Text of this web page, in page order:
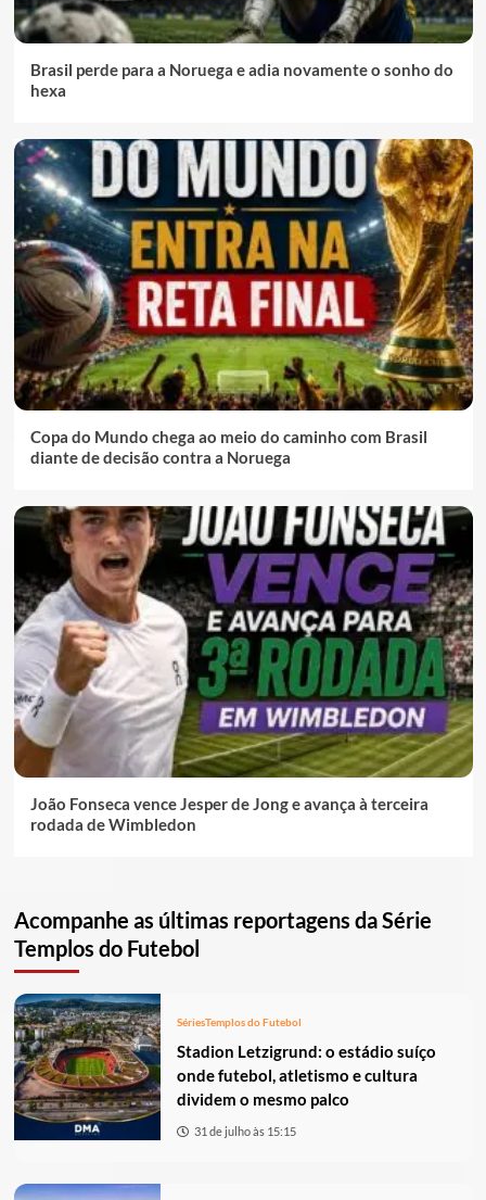
Brasil perde para a Noruega e adia novamente o sonho do
hexa
Copa do Mundo chega ao meio do caminho com Brasil
diante de decisão contra a Noruega
João Fonseca vence Jesper de Jong e avança à terceira
rodada de Wimbledon
Acompanhe as últimas reportagens da Série
Templos do Futebol
SériesTemplos do Futebol
Stadion Letzigrund: o estádio suíço
onde futebol, atletismo e cultura
dividem o mesmo palco
31 de julho às 15:15